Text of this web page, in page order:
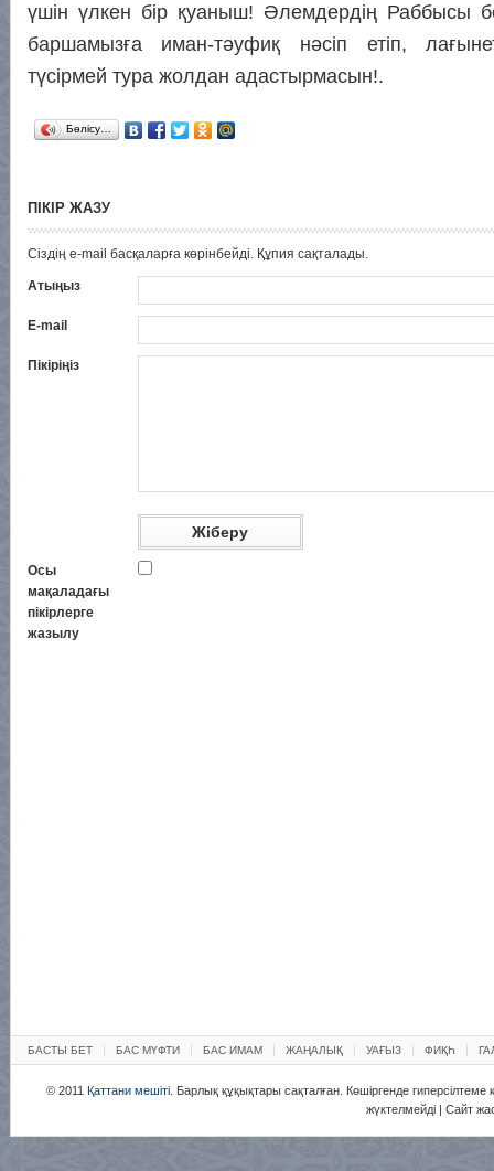
үшін үлкен бір қуаныш! Әлемдердің Раббысы
баршамызға иман-тәуфиқ нәсіп етіп,
түсірмей тура жолдан адастырмасын!.
Бөлісу…
ПІКІР ЖАЗУ
Сіздің e-mail басқаларға көрінбейді. Құпия сақталады.
Атыңыз
E-mail
Пікіріңіз
Осы
мақаладағы
пікірлерге
жазылу
БАСТЫ БЕТ БАС МҮФТИ БАС ИМАМ ЖАҢАЛЫҚ УАҒЫЗ ФИҚҺ
© 2011 Қаттани мешіті . Барлық құқықтары сақталған. Көшіргенде
жүктелмейді | Сайт